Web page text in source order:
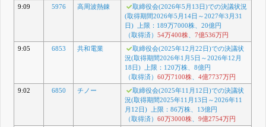
9:09
5976 高周波熱錬
取締役会(2026年5月13日)での決議状況
(取得期間2026年5月14日～2027年3月31
日) 上限：189万7000株、20億円
（取得済） 54万400株、 7億536万円
9:05
6853 共和電業
取締役会(2025年12月22日)での決議状
況(取得期間2026年1月5日～2026年12月
18日) 上限：120万株、8億円
（取得済） 60万7100株、 4億7737万円
9:02
6850 チノー
取締役会(2025年11月12日)での決議状
況(取得期間2025年11月13日～2026年11
月12日) 上限：86万株、13億円
（取得済） 60万3000株、 9億2754万円